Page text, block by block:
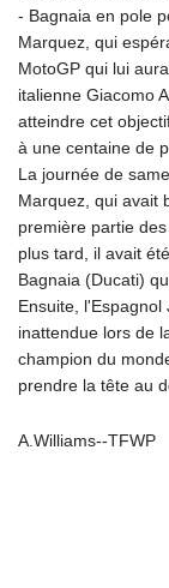
- Bagnaia en pole
Marquez, qui
MotoGP qui lui
italienne Giacomo
atteindre cet
à une centaine de
La journée de
Marquez, qui avait
première partie
plus tard, il avait
Bagnaia (Ducati)
Ensuite,
inattendue lors de
champion du
prendre la tête au
A.Williams--TFWP